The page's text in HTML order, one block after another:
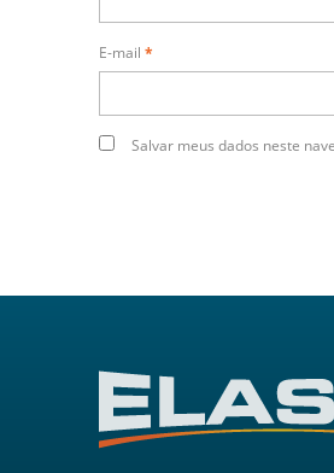
E-mail *
Salvar meus dados neste